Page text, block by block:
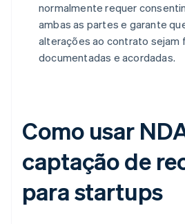
normalmente requer
ambas as partes e garante
alterações ao contrato sejam
documentadas e acordadas.
Como usar
captação de
para startups